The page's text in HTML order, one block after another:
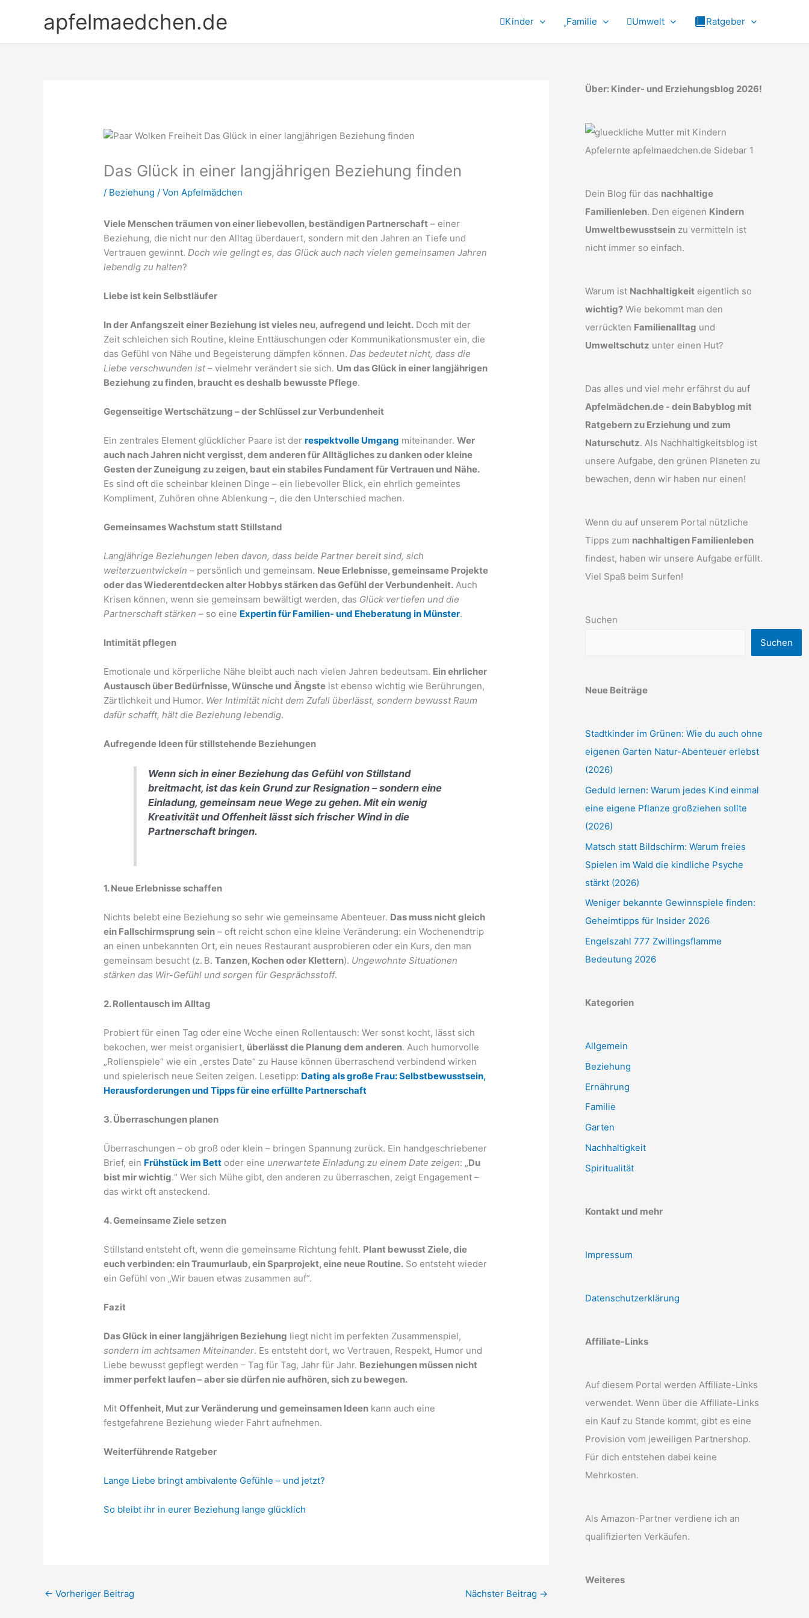
apfelmaedchen.de Kinder Familie Umwelt Ratgeber
Das Glück in einer langjährigen Beziehung finden
/ Beziehung / VonApfelmädchen
Viele Menschen träumen von einer liebevollen, beständigen Partnerschaft – einer
Beziehung, die nicht nur den Alltag überdauert, sondern mit den Jahren an Tiefe und
Vertrauen gewinnt.Doch wie gelingt es, das Glück auch nach vielen gemeinsamen Jahren
lebendig zu halten?
Liebe ist kein Selbstläufer
In der Anfangszeit einer Beziehung ist vieles neu, aufregend und leicht. Doch mit der
Zeit schleichen sich Routine, kleine Enttäuschungen oder Kommunikationsmuster ein, die
das Gefühl von Nähe und Begeisterung dämpfen können.Das bedeutet nicht, dass die
Liebe verschwunden ist– vielmehr verändert sie sich. Um das Glück in einer langjährigen
Beziehung zu finden, braucht es deshalb bewusste Pflege.
Gegenseitige Wertschätzung – der Schlüssel zur Verbundenheit
Ein zentrales Element glücklicher Paare ist derrespektvolle Umgang miteinander.Wer
auch nach Jahren nicht vergisst, dem anderen für Alltägliches zu danken oder kleine
Gesten der Zuneigung zu zeigen, baut ein stabiles Fundament für Vertrauen und Nähe.
Es sind oft die scheinbar kleinen Dinge – ein liebevoller Blick, ein ehrlich gemeintes
Kompliment, Zuhören ohne Ablenkung –, die den Unterschied machen.
Gemeinsames Wachstum statt Stillstand
Langjährige Beziehungen leben davon, dass beide Partner bereit sind, sich
weiterzuentwickeln – persönlich und gemeinsam. Neue Erlebnisse, gemeinsame Projekte
oder das Wiederentdecken alter Hobbys stärken das Gefühl der Verbundenheit. Auch
Krisen können, wenn sie gemeinsam bewältigt werden, das Glück vertiefen und die
Partnerschaft stärken – so eine Expertin für Familien- und Eheberatung in Münster.
Intimität pflegen
Emotionale und körperliche Nähe bleibt auch nach vielen Jahren bedeutsam. Ein ehrlicher
Austausch über Bedürfnisse, Wünsche und Ängste ist ebenso wichtig wie Berührungen,
Zärtlichkeit und Humor. Wer Intimität nicht dem Zufall überlässt, sondern bewusst Raum
dafür schafft, hält die Beziehung lebendig.
Aufregende Ideen für stillstehende Beziehungen
Wenn sich in einer Beziehung das Gefühl von Stillstand
breitmacht, ist das kein Grund zur Resignation – sondern eine
Einladung, gemeinsam neue Wege zu gehen. Mit ein wenig
Kreativität und Offenheit lässt sich frischer Wind in die
Partnerschaft bringen.
1. Neue Erlebnisse schaffen
Nichts belebt eine Beziehung so sehr wie gemeinsame Abenteuer. Das muss nicht gleich
ein Fallschirmsprung sein – oft reicht schon eine kleine Veränderung: ein Wochenendtrip
an einen unbekannten Ort, ein neues Restaurant ausprobieren oder ein Kurs, den man
gemeinsam besucht (z. B.Tanzen, Kochen oder Klettern). Ungewohnte Situationen
stärken das Wir-Gefühl und sorgen für Gesprächsstoff.
2. Rollentausch im Alltag
Probiert für einen Tag oder eine Woche einen Rollentausch: Wer sonst kocht, lässt sich
bekochen, wer meist organisiert, überlässt die Planung dem anderen. Auch humorvolle
„Rollenspiele“ wie ein „erstes Date“ zu Hause können überraschend verbindend wirken
und spielerisch neue Seiten zeigen. Lesetipp: Dating als große Frau: Selbstbewusstsein,
Herausforderungen und Tipps für eine erfüllte Partnerschaft
3. Überraschungen planen
Überraschungen – ob groß oder klein – bringen Spannung zurück. Ein handgeschriebener
Brief, ein Frühstück im Bett oder eine unerwartete Einladung zu einem Date zeigen: „Du
bist mir wichtig.“ Wer sich Mühe gibt, den anderen zu überraschen, zeigt Engagement –
das wirkt oft ansteckend.
4. Gemeinsame Ziele setzen
Stillstand entsteht oft, wenn die gemeinsame Richtung fehlt. Plant bewusst Ziele, die
euch verbinden: ein Traumurlaub, ein Sparprojekt, eine neue Routine. So entsteht wieder
ein Gefühl von „Wir bauen etwas zusammen auf“.
Fazit
Das Glück in einer langjährigen Beziehung liegt nicht im perfekten Zusammenspiel,
sondern im achtsamen Miteinander. Es entsteht dort, wo Vertrauen, Respekt, Humor und
Liebe bewusst gepflegt werden – Tag für Tag, Jahr für Jahr. Beziehungen müssen nicht
immer perfekt laufen – aber sie dürfen nie aufhören, sich zu bewegen.
MitOffenheit, Mut zur Veränderung und gemeinsamen Ideen kann auch eine
festgefahrene Beziehung wieder Fahrt aufnehmen.
Weiterführende Ratgeber
Lange Liebe bringt ambivalente Gefühle – und jetzt?
So bleibt ihr in eurer Beziehung lange glücklich
← Vorheriger Beitrag Nächster Beitrag →
Über: Kinder- und Erziehungsblog 2026!
Dein Blog für das nachhaltige
Familienleben. Den eigenen Kindern
Umweltbewusstsein zu vermitteln ist
nicht immer so einfach.
Warum ist Nachhaltigkeit eigentlich so
wichtig? Wie bekommt man den
verrückten Familienalltag und
Umweltschutz unter einen Hut?
Das alles und viel mehr erfährst du auf
Apfelmädchen.de - dein Babyblog mit
Ratgebern zu Erziehung und zum
Naturschutz. Als Nachhaltigkeitsblog ist
unsere Aufgabe, den grünen Planeten zu
bewachen, denn wir haben nur einen!
Wenn du auf unserem Portal nützliche
Tipps zum nachhaltigen Familienleben
findest, haben wir unsere Aufgabe erfüllt.
Viel Spaß beim Surfen!
Suchen
Suchen
Neue Beiträge
Stadtkinder im Grünen: Wie du auch ohne
eigenen Garten Natur-Abenteuer erlebst
(2026)
Geduld lernen: Warum jedes Kind einmal
eine eigene Pflanze großziehen sollte
(2026)
Matsch statt Bildschirm: Warum freies
Spielen im Wald die kindliche Psyche
stärkt (2026)
Weniger bekannte Gewinnspiele finden:
Geheimtipps für Insider 2026
Engelszahl 777 Zwillingsflamme
Bedeutung 2026
Kategorien
Allgemein
Beziehung
Ernährung
Familie
Garten
Nachhaltigkeit
Spiritualität
Kontakt und mehr
Impressum
Datenschutzerklärung
Affiliate-Links
Auf diesem Portal werden Affiliate-Links
verwendet. Wenn über die Affiliate-Links
ein Kauf zu Stande kommt, gibt es eine
Provision vom jeweiligen Partnershop.
Für dich entstehen dabei keine
Mehrkosten.
Als Amazon-Partner verdiene ich an
qualifizierten Verkäufen.
Weiteres